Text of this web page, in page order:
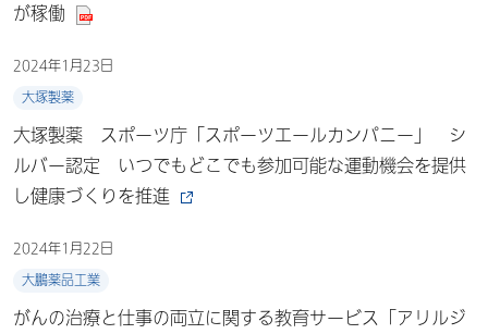
が稼働
2024年1月23日
大塚製薬
大塚製薬 スポーツ庁「スポーツエールカンパニー」 シ
ルバー認定 いつでもどこでも参加可能な運動機会を提供
し健康づくりを推進
2024年1月22日
大鵬薬品工業
がんの治療と仕事の両立に関する教育サービス「アリルジ